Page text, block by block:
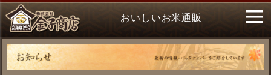
おいしいお米通販